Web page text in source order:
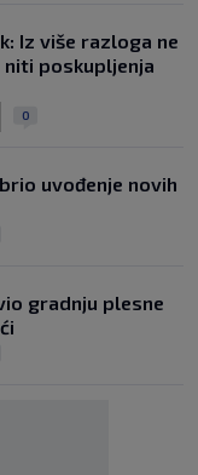
Iz više razloga ne
niti poskupljenja
0
uvođenje novih
gradnju plesne